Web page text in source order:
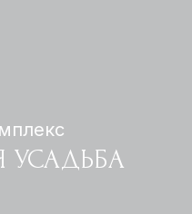
УСАДЬБА